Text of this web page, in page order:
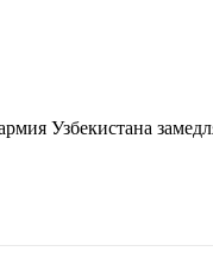
Узбекистана